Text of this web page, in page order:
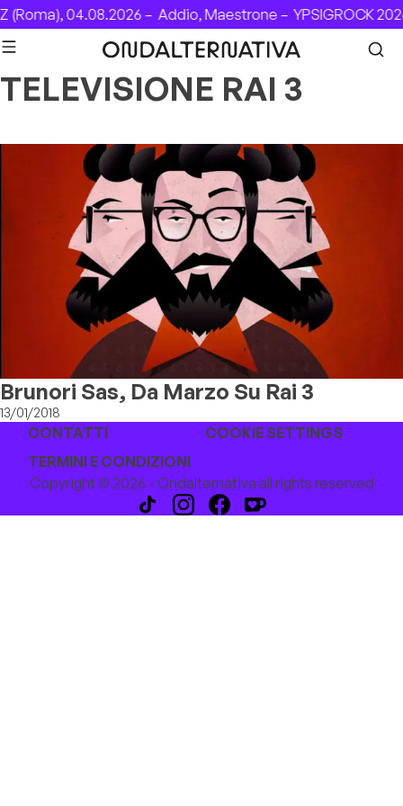
Skip to content
(Roma), 04.08.2026 – Addio, Maestrone – YPSIGROCK
TELEVISIONE RAI 3
Brunori Sas, Da Marzo Su Rai 3
13/01/2018
CONTATTI
COOKIE SETTINGS
TERMINI E CONDIZIONI
Copyright © 2026 - Ondalternativa all rights reserved